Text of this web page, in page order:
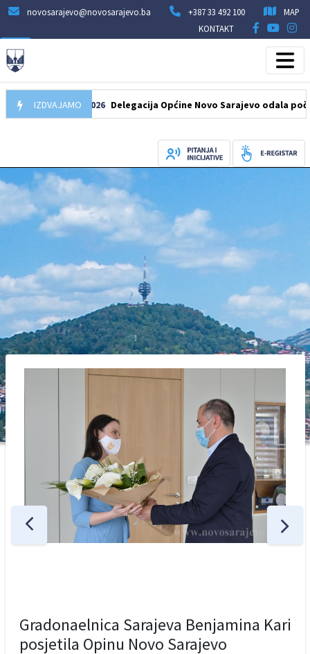
novosarajevo@novosarajevo.ba +387 33 492 100
MAP
KONTAKT
IZDVAJAMO
07.08.2026 Delegacija Općine Novo Sarajevo odala počast
Gradonaelnica Sarajeva Benjamina Kari
posjetila Opinu Novo Sarajevo